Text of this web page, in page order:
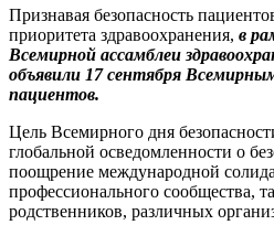
Признавая безопасность
приоритета здравоохранения, в
Всемирной ассамблеи
объявили 17 сентября
пациентов.
Цель Всемирного дня
глобальной осведомленности о
поощрение международной
профессионального сообщества,
родственников, различных